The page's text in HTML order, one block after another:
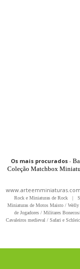
Os mais procurados-
Coleção Matchbox
Rock e Miniaturas de Rock
|
Miniaturas de Motos Maisto / Welly
de Jogadores / Militares
Cavaleiros medieval / Safari e